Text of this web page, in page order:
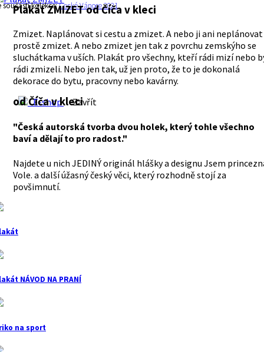
součástí kolekce:České Vánoce 2021
Plakát ZMIZETod Číča v kleci
Zmizet. Naplánovat si cestu a zmizet. A nebo ji ani neplánovat
prostě zmizet. A nebo zmizet jen tak z povrchu zemskýho se
sluchátkama v uších. Plakát pro všechny, kteří rádi mizí nebo
rádi zmizeli. Nebo jen tak, už jen proto, že to je dokonalá
dekorace do bytu, pracovny nebo kavárny.
E-shop Zavřít
od Číča v kleci
"Česká autorská tvorba dvou holek, který tohle všechno
baví a dělají to pro radost."
Najdete u nich JEDINÝ originál hlášky a designu Jsem
Vole. a další úžasný český věci, který rozhodně stojí za
povšimnutí.
NÁVOD NA PRANÍ
na sport